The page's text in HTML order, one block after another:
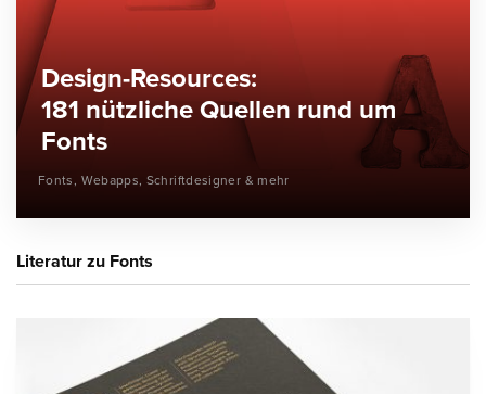
Design-Resources:
181 nützliche Quellen rund um
Fonts
Fonts, Webapps, Schriftdesigner & mehr
Literatur zu Fonts